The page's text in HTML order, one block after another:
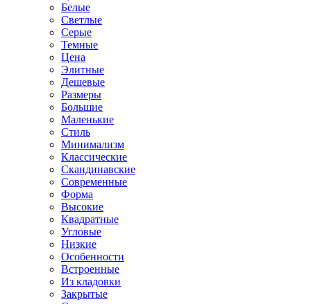
Белые
Светлые
Серые
Темные
Цена
Элитные
Дешевые
Размеры
Большие
Маленькие
Стиль
Минимализм
Классические
Скандинавские
Современные
Форма
Высокие
Квадратные
Угловые
Низкие
Особенности
Встроенные
Из кладовки
Закрытые